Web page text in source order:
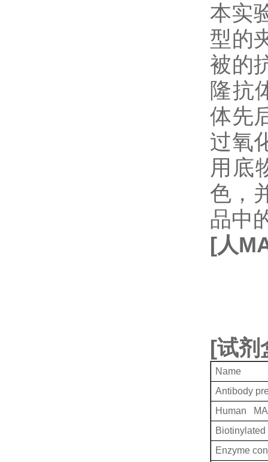
本实
型的
被的
隆抗
体先
过氧
用底
色，
品中
[人
[试剂
Name
Antibody
Human
Enzyme